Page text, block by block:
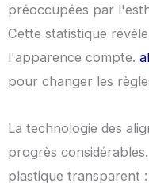
préoccupées par
Cette statistique
l'apparence compte.
pour changer les
La technologie des
progrès
plastique transparent :